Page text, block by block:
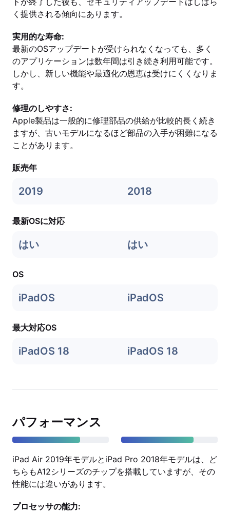
く提供される傾向にあります。
実用的な寿命:
最新のOSアップデートが受けられなくなっても、多く
のアプリケーションは数年間は引き続き利用可能です。
しかし、新しい機能や最適化の恩恵は受けにくくなりま
す。
修理のしやすさ:
Apple製品は一般的に修理部品の供給が比較的長く続き
ますが、古いモデルになるほど部品の入手が困難になる
ことがあります。
販売年
2019 2018
最新OSに対応
はい はい
OS
iPadOS iPadOS
最大対応OS
iPadOS 18 iPadOS 18
パフォーマンス
iPad Air 2019年モデルとiPad Pro 2018年モデルは、ど
ちらもA12シリーズのチップを搭載していますが、その
性能には違いがあります。
プロセッサの能力: